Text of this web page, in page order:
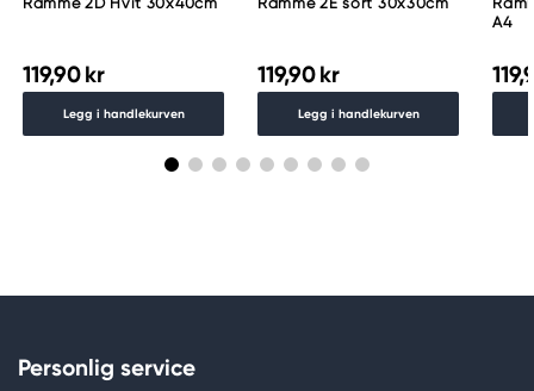
119,90 kr
Legg i handlekurven
119,90 kr
Legg i handlekurven
A4
Personlig service